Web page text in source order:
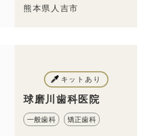
熊本県人吉市
キットあり
球磨川歯科医院
一般歯科 矯正歯科